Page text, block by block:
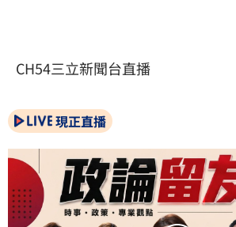
CH54三立新聞台直播
現正直播